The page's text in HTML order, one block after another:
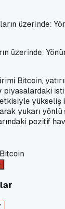
üzerinde:
Bitcoin,
piyasalardaki
yükseliş
yukarı
pozitif
Bitcoin